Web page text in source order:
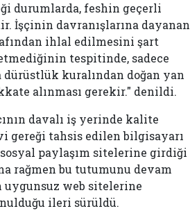
durumlarda, feshin geçerli
İşçinin davranışlarına dayanan
ihlal edilmesini şart
tespitinde, sadece
kuralından doğan yan
alınması gerekir." denildi.
davalı iş yerinde kalite
gereği tahsis edilen bilgisayarı
paylaşım sitelerine girdiği
rağmen bu tutumunu devam
web sitelerine
ileri sürüldü.